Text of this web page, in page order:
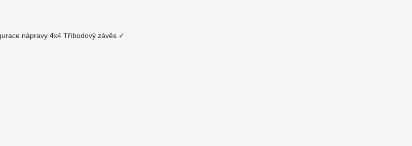
nápravy 4x4 Tříbodový závěs ✓